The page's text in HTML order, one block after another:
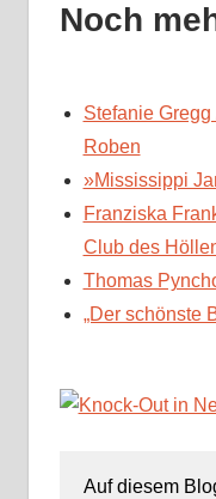
Noch
Stefanie
Roben
»Mississippi
Franziska
Club des
Thomas
„Der schönste
Auf diesem